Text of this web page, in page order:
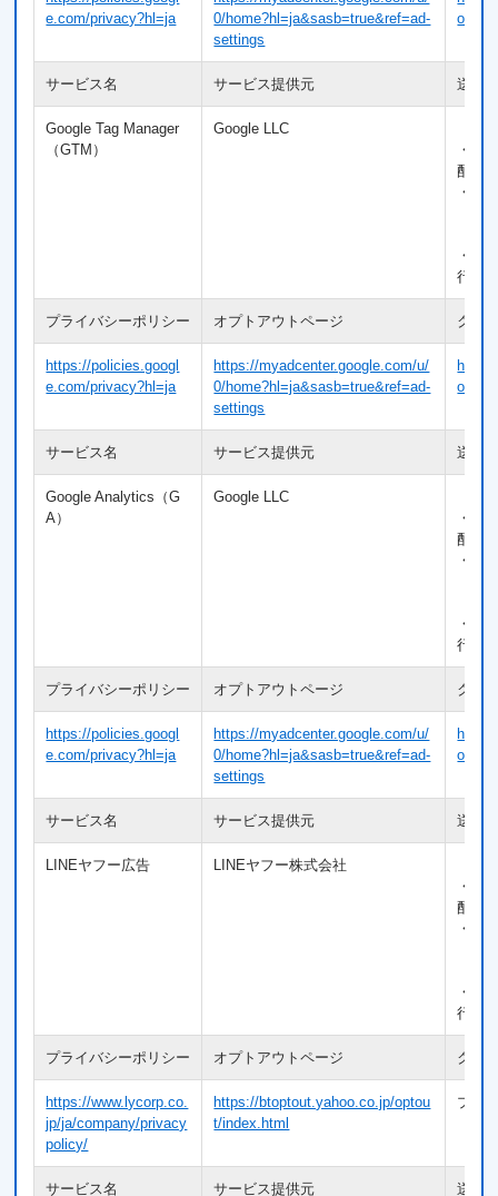
e.com/privacy?hl=ja
0/home?hl=ja&sasb=true&ref=ad-
settings
サービス名 サービス提供元 送信
Google Tag Manager
（GTM）
Google LLC
・利
配信
・広
・
行動
プライバシーポリシー オプトアウトページ クッ
https://policies.googl
e.com/privacy?hl=ja
https://myadcenter.google.com/u/
0/home?hl=ja&sasb=true&ref=ad-
settings
サービス名 サービス提供元 送信
Google Analytics（G
A）
Google LLC
・利
配信
・広
・
行動
プライバシーポリシー オプトアウトページ クッ
https://policies.googl
e.com/privacy?hl=ja
https://myadcenter.google.com/u/
0/home?hl=ja&sasb=true&ref=ad-
settings
サービス名 サービス提供元 送信
LINEヤフー広告 LINEヤフー株式会社
・利
配信
・広
・
行動
プライバシーポリシー オプトアウトページ クッ
https://www.lycorp.co.
jp/ja/company/privacy
policy/
https://btoptout.yahoo.co.jp/optou
t/index.html
プラ
サービス名 サービス提供元 送信